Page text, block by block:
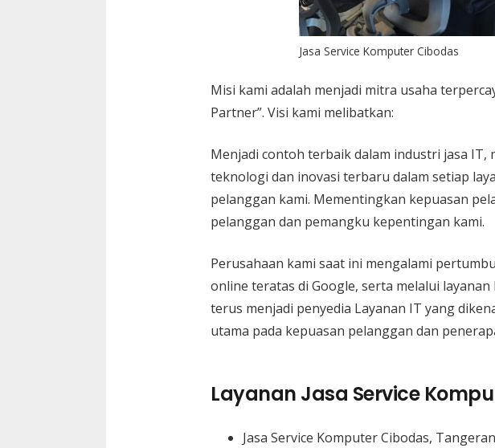
Jasa Service Komputer Cibodas
Misi kami adalah menjadi mitra usaha
Partner”. Visi kami melibatkan:
Menjadi contoh terbaik dalam industri jasa
teknologi dan inovasi terbaru dalam setiap
pelanggan kami. Mementingkan kepuasan
pelanggan dan pemangku kepentingan kami.
Perusahaan kami saat ini mengalami
online teratas di Google, serta melalui
terus menjadi penyedia Layanan IT yang
utama pada kepuasan pelanggan dan
Layanan Jasa Service
Jasa Service Komputer Cibodas,